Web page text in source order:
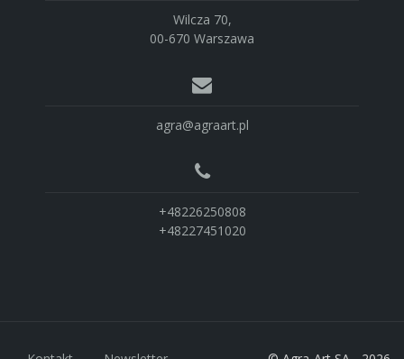
Wilcza 70,
00-670 Warszawa
agra@agraart.pl
+48226250808
+48227451020